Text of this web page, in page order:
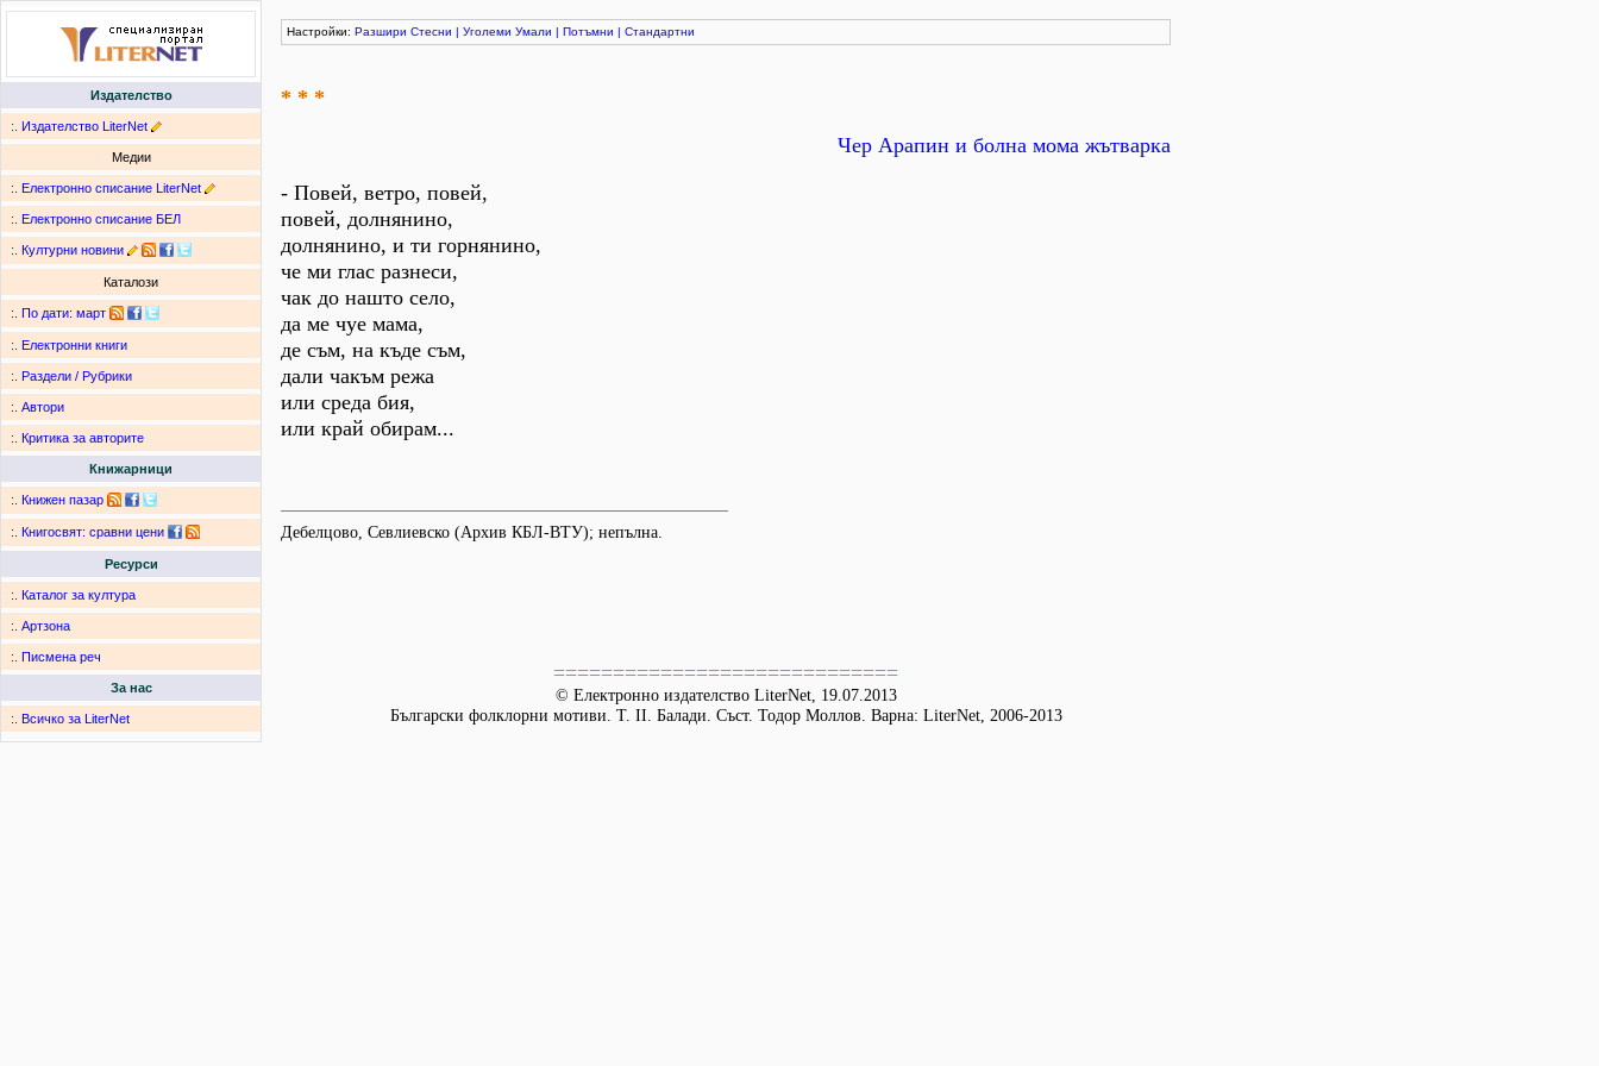
Издателство
:. Издателство LiterNet
Медии
:. Електронно списание LiterNet
:. Електронно списание БЕЛ
:. Културни новини
Каталози
:. По дати: март
:. Електронни книги
:. Раздели / Рубрики
:. Автори
:. Критика за авторите
Книжарници
:. Книжен пазар
:. Книгосвят: сравни цени
Ресурси
:. Каталог за култура
:. Артзона
:. Писмена реч
За нас
:. Всичко за LiterNet
Настройки: Разшири Стесни | Уголеми Умали | Потъмни | Стандартни
* * *
Чер Арапин и болна мома жътварка
- Повей, ветро, повей,
повей, долнянино,
долнянино, и ти горнянино,
че ми глас разнеси,
чак до нашто село,
да ме чуе мама,
де съм, на къде съм,
дали чакъм режа
или среда бия,
или край обирам...
Дебелцово, Севлиевско (Архив КБЛ-ВТУ); непълна.
=============================
© Електронно издателство LiterNet, 19.07.2013
Български фолклорни мотиви. Т. II. Балади. Съст. Тодор Моллов. Варна: LiterNet, 2006-2013